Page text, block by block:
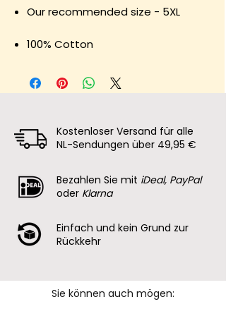
Our recommended size - 5XL
100% Cotton
Kostenloser Versand für alle
NL-Sendungen über 49,95 €
Bezahlen Sie mit iDeal, PayPal
oder Klarna
Einfach und kein Grund zur
Rückkehr
Sie können auch mögen: